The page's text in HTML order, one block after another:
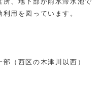
用を図っています。
（西区の木津川以西）